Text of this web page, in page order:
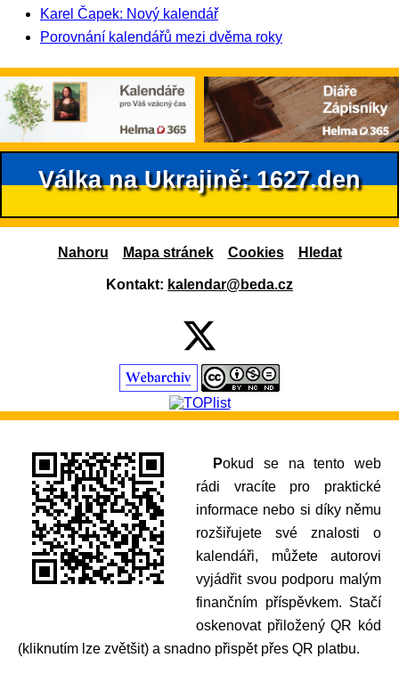
Karel Čapek: Nový kalendář
Porovnání kalendářů mezi dvěma roky
Válka na Ukrajině: 1627.den
Nahoru Mapa stránek Cookies Hledat
Kontakt: kalendar@beda.cz
Pokud se na tento web
rádi vracíte pro praktické
informace nebo si díky němu
rozšiřujete své znalosti o
kalendáři, můžete autorovi
vyjádřit svou podporu malým
finančním příspěvkem. Stačí
oskenovat přiložený QR kód
(kliknutím lze zvětšit) a snadno přispět přes QR platbu.